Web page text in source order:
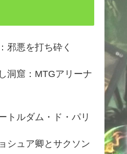
邪悪を打ち砕く
洞窟：MTGアリーナ
トルダム・ド・パリ
シュア卿とサクソン